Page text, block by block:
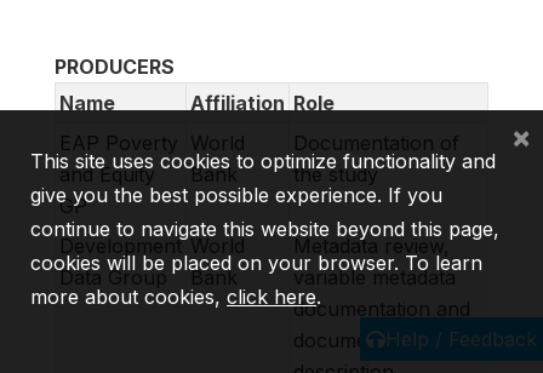
PRODUCERS
Name
Affiliation Role
EAP Poverty
and Equity
GP
World
Bank
Documentation of
the study
Development
Data Group
World
Bank
Metadata review,
variable metadata
documentation and
documentHelp / Feedback
This site uses cookies to optimize functionality and
give you the best possible experience. If you
continue to navigate this website beyond this page,
cookies will be placed on your browser. To learn
more about cookies, click here.
×